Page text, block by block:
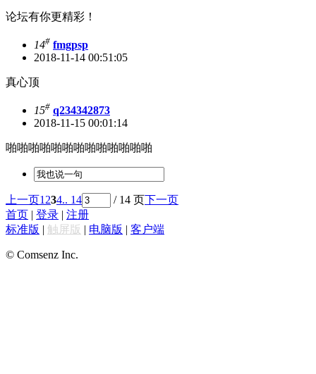
论坛有你更精彩！
14# fmgpsp
2018-11-14 00:51:05
真心顶
15# q234342873
2018-11-15 00:01:14
啪啪啪啪啪啪啪啪啪啪啪啪啪
上一页 1234.. 14 / 14 页
下一页
首页
登录
注册
标准版
触屏版 电脑版 客户端
© Comsenz Inc.